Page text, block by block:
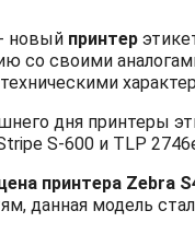
- новый принтер
со своими
дня принтеры
S-600 и TLP
принтера Zebra S
данная модель